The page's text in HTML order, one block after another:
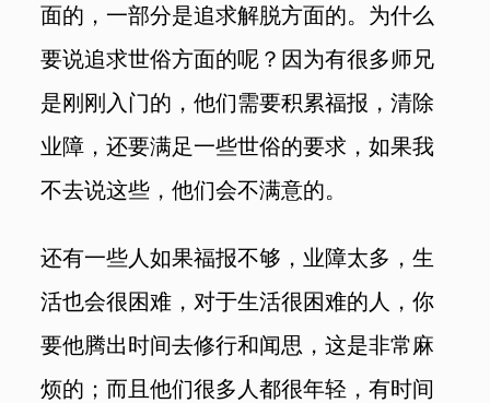
面的，一部分是追求解脱方面的。为什么
要说追求世俗方面的呢？因为有很多师兄
是刚刚入门的，他们需要积累福报，清除
业障，还要满足一些世俗的要求，如果我
不去说这些，他们会不满意的。
还有一些人如果福报不够，业障太多，生
活也会很困难，对于生活很困难的人，你
要他腾出时间去修行和闻思，这是非常麻
烦的；而且他们很多人都很年轻，有时间